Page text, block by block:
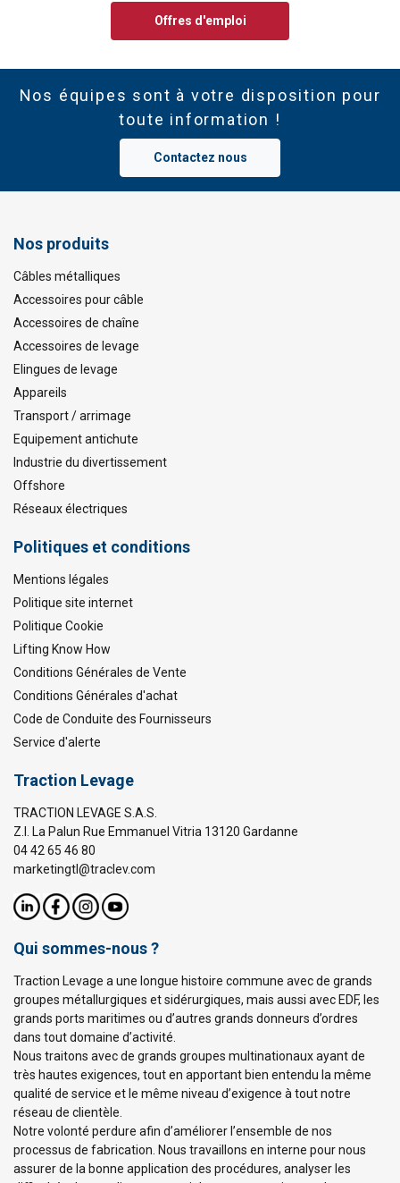
Offres d'emploi
Nos équipes sont à votre disposition pour
toute information !
Contactez nous
Nos produits
Câbles métalliques
Accessoires pour câble
Accessoires de chaîne
Accessoires de levage
Elingues de levage
Appareils
Transport / arrimage
Equipement antichute
Industrie du divertissement
Offshore
Réseaux électriques
Politiques et conditions
Mentions légales
Politique site internet
Politique Cookie
Lifting Know How
Conditions Générales de Vente
Conditions Générales d'achat
Code de Conduite des Fournisseurs
Service d'alerte
Traction Levage
TRACTION LEVAGE S.A.S.
Z.I. La Palun Rue Emmanuel Vitria 13120 Gardanne
04 42 65 46 80
marketingtl@traclev.com
Qui sommes-nous ?
Traction Levage a une longue histoire commune avec de grands
groupes métallurgiques et sidérurgiques, mais aussi avec EDF, les
grands ports maritimes ou d’autres grands donneurs d’ordres
dans tout domaine d’activité.
Nous traitons avec de grands groupes multinationaux ayant de
très hautes exigences, tout en apportant bien entendu la même
qualité de service et le même niveau d’exigence à tout notre
réseau de clientèle.
Notre volonté perdure afin d’améliorer l’ensemble de nos
processus de fabrication. Nous travaillons en interne pour nous
assurer de la bonne application des procédures, analyser les